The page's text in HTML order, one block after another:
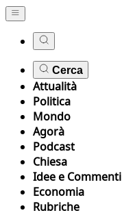
Cerca
Attualità
Politica
Mondo
Agorà
Podcast
Chiesa
Idee e Commenti
Economia
Rubriche